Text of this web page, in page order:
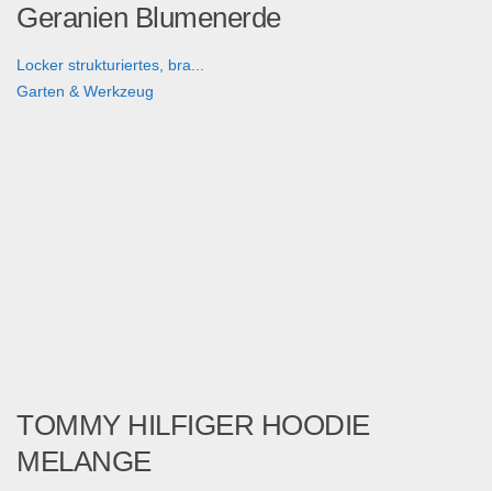
Geranien Blumenerde
Locker strukturiertes, bra...
Garten & Werkzeug
TOMMY HILFIGER HOODIE
MELANGE